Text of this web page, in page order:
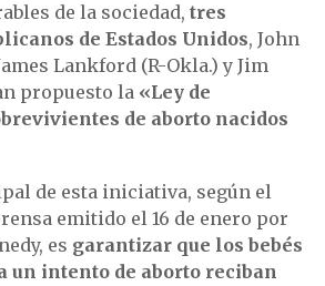
de la sociedad, tres
de Estados Unidos, John
Lankford (R-Okla.) y Jim
propuesto la «Ley de
de aborto nacidos
de esta iniciativa, según el
emitido el 16 de enero por
es garantizar que los bebés
un intento de aborto reciban